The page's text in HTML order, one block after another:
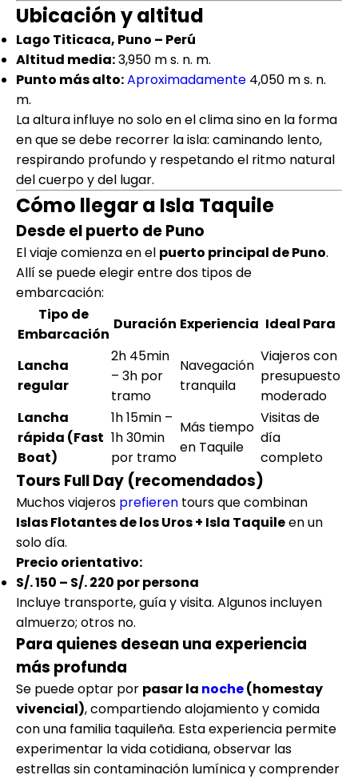
Ubicación y altitud
Lago Titicaca, Puno – Perú
Altitud media:3,950 m s. n. m.
Punto más alto:Aproximadamente 4,050 m s. n.
m.
La altura influye no solo en el clima sino en la forma
en que se debe recorrer la isla: caminando lento,
respirando profundo y respetando el ritmo natural
del cuerpo y del lugar.
Cómo llegar a Isla Taquile
Desde el puerto de Puno
El viaje comienza en el puerto principal de Puno.
Allí se puede elegir entre dos tipos de
embarcación:
Tipo de
Embarcación
Duración Experiencia Ideal Para
Lancha
regular
2h 45min
– 3h por
tramo
Navegación
tranquila
Viajeros con
presupuesto
moderado
Lancha
rápida (Fast
Boat)
1h 15min –
1h 30min
por tramo
Más tiempo
en Taquile
Visitas de
día
completo
Tours Full Day (recomendados)
Muchos viajeros prefieren tours que combinan
Islas Flotantes de los Uros + Isla Taquileen un
solo día.
Precio orientativo:
S/. 150 – S/. 220 por persona
Incluye transporte, guía y visita. Algunos incluyen
almuerzo; otros no.
Para quienes desean una experiencia
más profunda
Se puede optar por pasar la noche(homestay
vivencial), compartiendo alojamiento y comida
con una familia taquileña. Esta experiencia permite
experimentar la vida cotidiana, observar las
estrellas sin contaminación lumínica y comprender